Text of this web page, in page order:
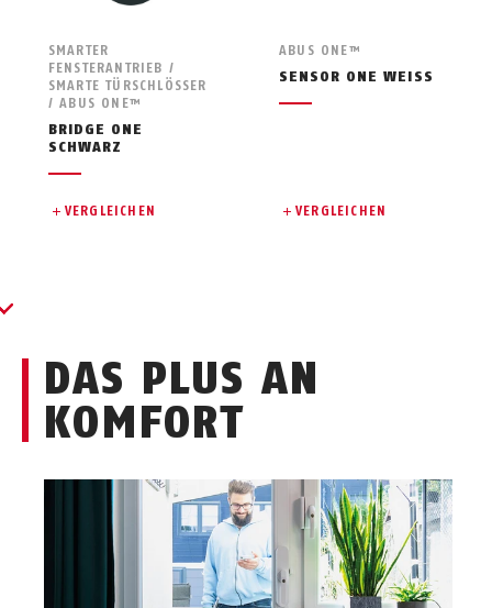
SMARTER
FENSTERANTRIEB /
SMARTE TÜRSCHLÖSSER
/ ABUS ONE™
BRIDGE ONE
SCHWARZ
VERGLEICHEN
ABUS ONE™
SENSOR ONE WEISS
VERGLEICHEN
DAS PLUS AN
KOMFORT